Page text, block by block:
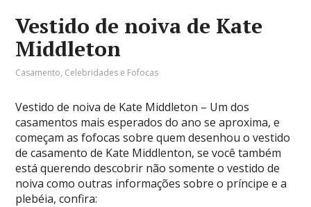
Vestido de noiva de Kate
Middleton
Casamento, Celebridades e Fofocas
Vestido de noiva de Kate Middleton – Um dos
casamentos mais esperados do ano se aproxima, e
começam as fofocas sobre quem desenhou o vestido
de casamento de Kate Middlenton, se você também
está querendo descobrir não somente o vestido de
noiva como outras informações sobre o príncipe e a
plebéia, confira: